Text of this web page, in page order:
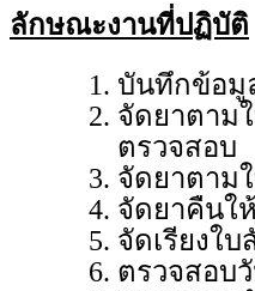
ลักษณะงานที่ปฏิบัติ
บันทึกข้อมู
จัดยาตาม
ตรวจสอบ
จัดยาตาม
จัดยาคืนใ
จัดเรียงใ
ตรวจสอบ